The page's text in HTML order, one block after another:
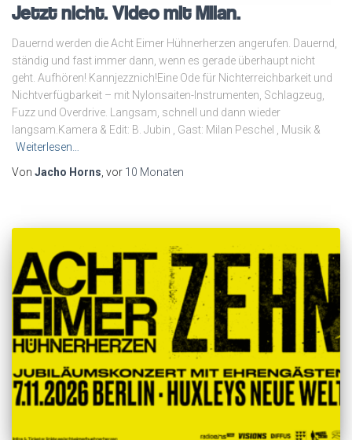
Jetzt nicht. Video mit Milan.
Dauernd werden die Acht Eimer Hühnerherzen angerufen. Dauernd,
ständig und fast immer dann, wenn es gerade überhaupt nicht
geht. Aufhören! Kannjezznich!Eine Ode für Nichterreichbarkeit und
Nichtverfügbarkeit – mit Nylonsaiten-Instrumenten, Schlagzeug,
Fuzz und Overdrive. Langsam, schnell und dann wieder
langsam.Kamera & Edit: B. Jubin , Gast: Milan Peschel , Musik &
Weiterlesen…
Von Jacho Horns , vor 10 Monaten